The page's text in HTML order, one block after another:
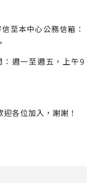
至本中心公務信箱：
週一至週五，上午9
各位加入，謝謝！